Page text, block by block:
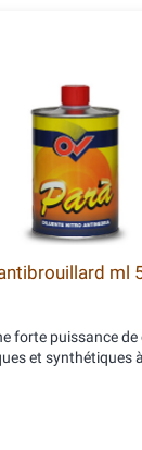
ml
forte puissance
et synthétiques